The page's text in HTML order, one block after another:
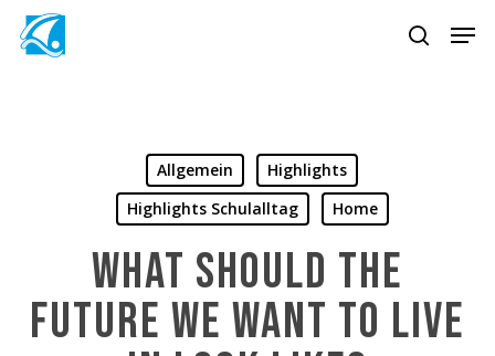
Skip
search
Allgemein
Highlights
Highlights Schulalltag
Home
What should the
future we want to live